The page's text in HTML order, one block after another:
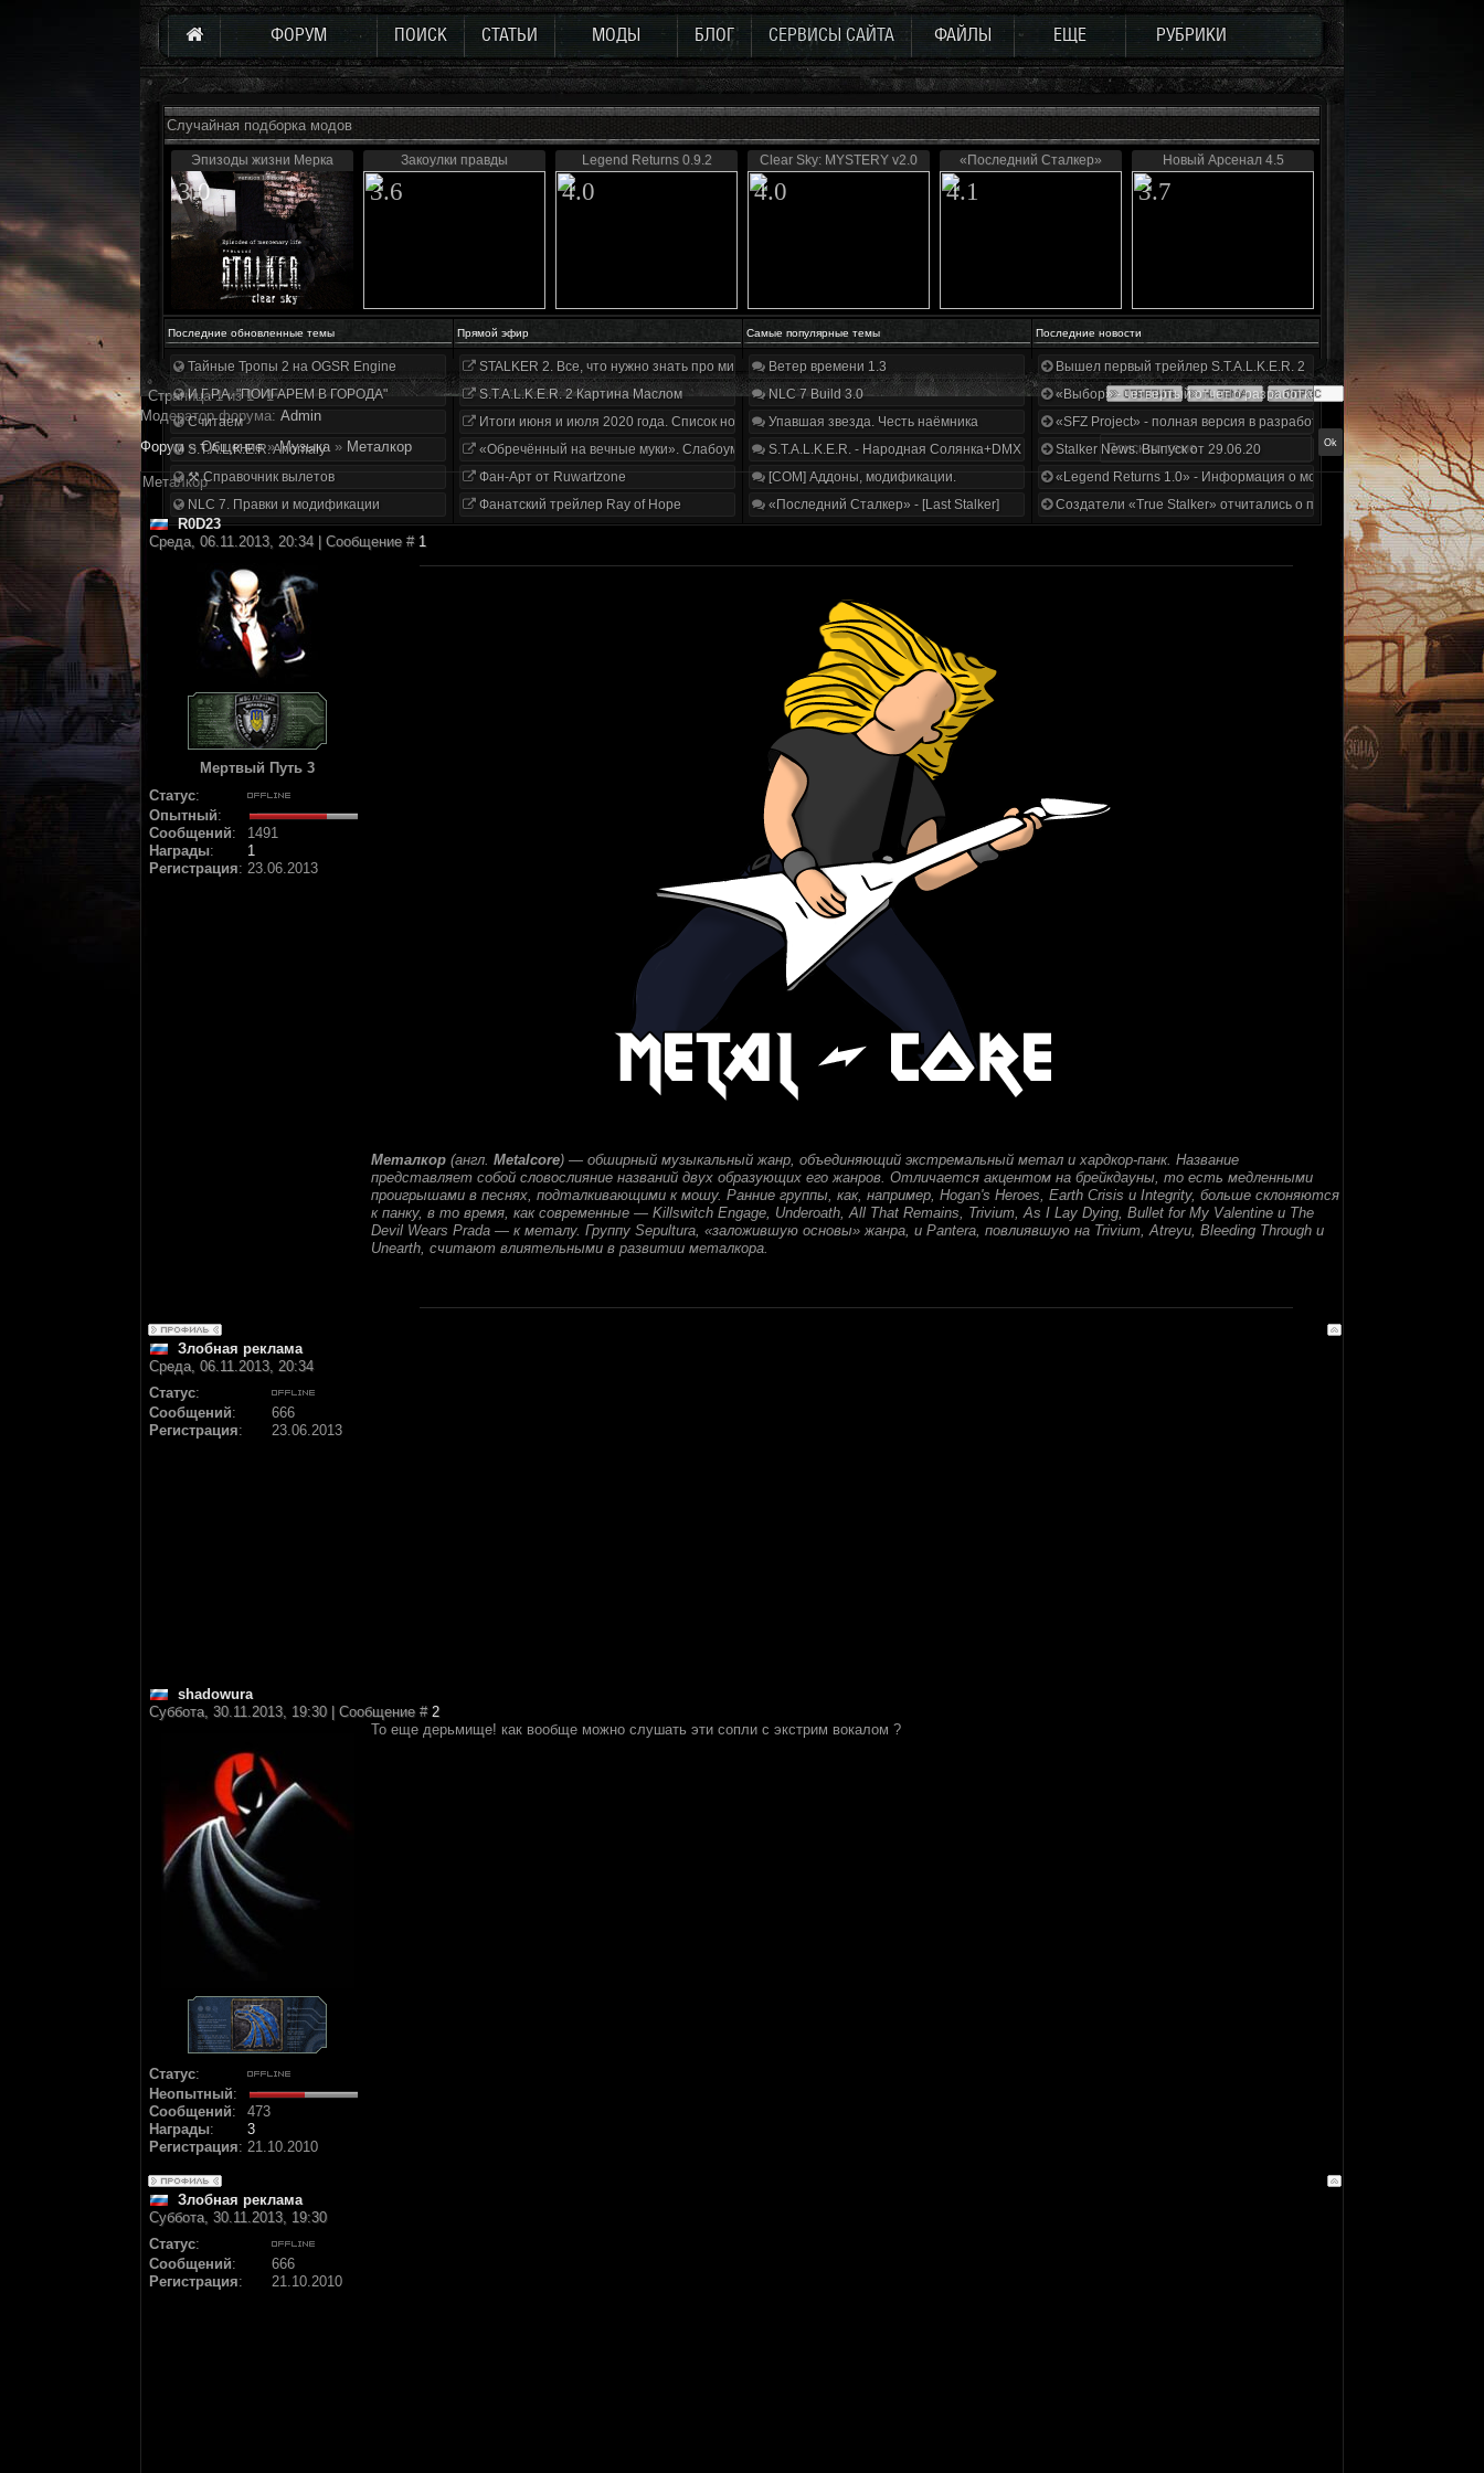
ФОРУМ ПОИСК СТАТЬИ МОДЫ БЛОГ СЕРВИСЫ САЙТА ФАЙЛЫ ЕЩЕ РУБРИКИ
Случайная подборка модов
Эпизоды жизни Мерка
3.0
Закоулки правды
3.6
Legend Returns 0.9.2
4.0
Clear Sky: MYSTERY v2.0
4.0
«Последний Сталкер»
4.1
Новый Арсенал 4.5
3.7
Последние обновленные темы Прямой эфир Самые популярные темы Последние новости
Тайные Тропы 2 на OGSR Engine
И.Г.Р.А. "ПОИГАРЕМ В ГОРОДА"
Считаем
S.T.A.L.K.E.R. Anomaly
⚒ Справочник вылетов
NLC 7. Правки и модификации
STALKER 2. Все, что нужно знать про мир, геймплей и сюжет | Разбор трейлера
S.T.A.L.K.E.R. 2 Картина Маслом
Итоги июня и июля 2020 года. Список нововведений
«Обречённый на вечные муки». Слабоумие и отвага
Фан-Арт от Ruwartzone
Фанатский трейлер Ray of Hope
Ветер времени 1.3
NLC 7 Build 3.0
Упавшая звезда. Честь наёмника
S.T.A.L.K.E.R. - Народная Солянка+DMX 1.3.5.ООП.МА.К.
[COM] Аддоны, модификации.
«Последний Сталкер» - [Last Stalker]
Вышел первый трейлер S.T.A.L.K.E.R. 2
«Выбор» - четвертый отчет о разработке!
«SFZ Project» - полная версия в разработке!
Stalker News. Выпуск от 29.06.20
«Legend Returns 1.0» - Информация о моде за июнь 2020
Создатели «True Stalker» отчитались о проделанной работе
Страница1из1
1
Модератор форума: Аdmin
Форум » Общение » Музыка » Металкор
Металкор
R0D23
Среда, 06.11.2013, 20:34 | Сообщение # 1
Мертвый Путь 3
Статус:
Опытный:
Сообщений:
1491
Награды:
1
Регистрация: 23.06.2013
Металкор (англ. Metalcore) — обширный музыкальный жанр, объединяющий экстремальный метал и хардкор-панк. Название
представляет собой словослияние названий двух образующих его жанров. Отличается акцентом на брейкдауны, то есть медленными
проигрышами в песнях, подталкивающими к мошу. Ранние группы, как, например, Hogan's Heroes, Earth Crisis и Integrity, больше склоняются
к панку, в то время, как современные — Killswitch Engage, Underoath, All That Remains, Trivium, As I Lay Dying, Bullet for My Valentine и The
Devil Wears Prada — к металу. Группу Sepultura, «заложившую основы» жанра, и Pantera, повлиявшую на Trivium, Atreyu, Bleeding Through и
Unearth, считают влиятельными в развитии металкора.
Злобная реклама
Среда, 06.11.2013, 20:34
Статус:
Сообщений:
666
Регистрация: 23.06.2013
shadowura
Суббота, 30.11.2013, 19:30 | Сообщение # 2
Статус:
Неопытный:
Сообщений:
473
Награды:
3
Регистрация: 21.10.2010
То еще дерьмище! как вообще можно слушать эти сопли с экстрим вокалом ?
Злобная реклама
Суббота, 30.11.2013, 19:30
Статус:
Сообщений:
666
Регистрация: 21.10.2010